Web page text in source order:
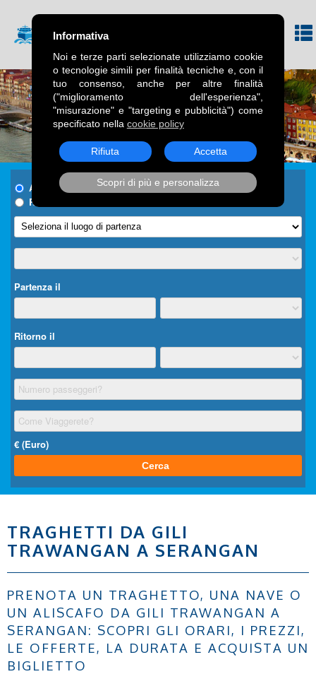
TRAGHETTI DA GILI
TRAWANGAN A SERANGAN
PRENOTA UN TRAGHETTO, UNA NAVE O
UN ALISCAFO DA GILI TRAWANGAN A
SERANGAN: SCOPRI GLI ORARI, I PREZZI,
LE OFFERTE, LA DURATA E ACQUISTA UN
BIGLIETTO
Informativa
Noi e terze parti selezionate utilizziamo cookie
o tecnologie simili per finalità tecniche e, con il
tuo consenso, anche per altre finalità
("miglioramento dell'esperienza",
"misurazione" e "targeting e pubblicità") come
specificato nella cookie policy
Rifiuta Accetta
Scopri di più e personalizza